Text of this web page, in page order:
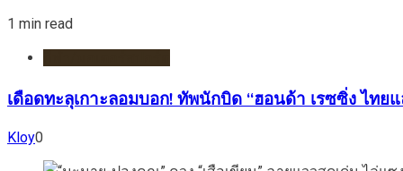
1 min read
เดือดทะลุเกาะลอมบอก! ทัพนักบิด “ฮอนด้า เรซซิ่ง ไท
Kloy0